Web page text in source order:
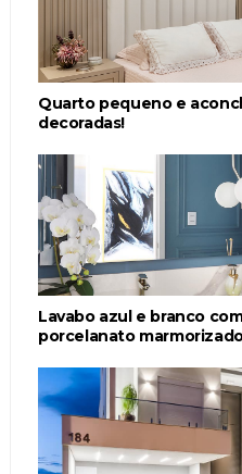
Quarto pequeno e
decoradas!
Lavabo azul e branco
porcelanato